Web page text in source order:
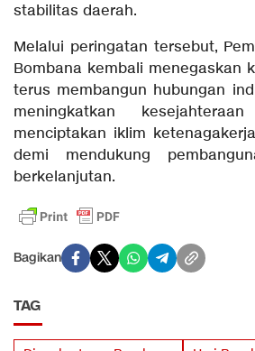
stabilitas daerah.
Melalui peringatan tersebut,
Bombana kembali menegaskan
terus membangun hubungan
meningkatkan
menciptakan iklim
demi mendukung
berkelanjutan.
Bagikan
TAG